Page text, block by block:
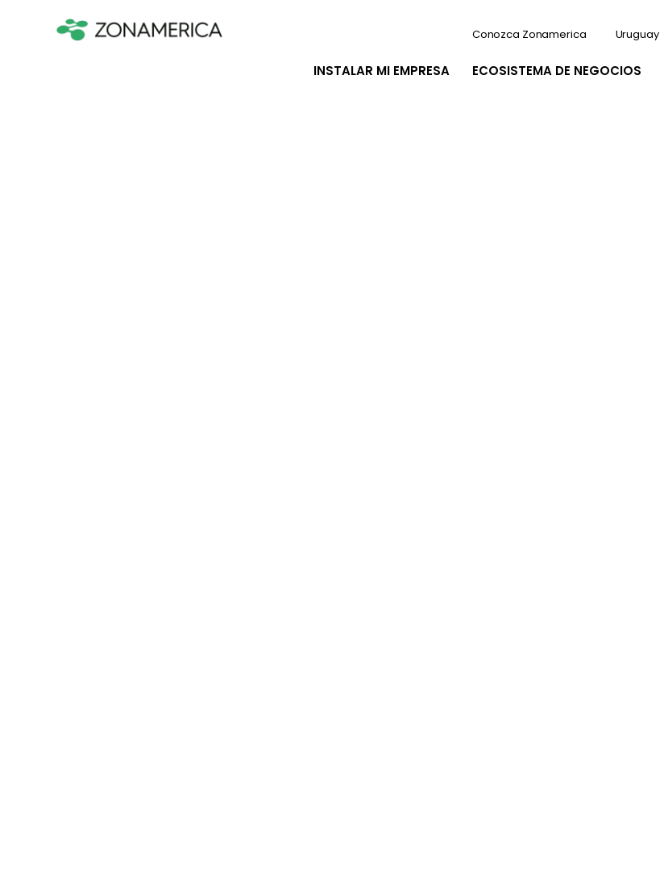
INSTALAR MI EMPRESA ECOSISTEMA DE NEGOCIOS
Conozca Zonamerica Uruguay